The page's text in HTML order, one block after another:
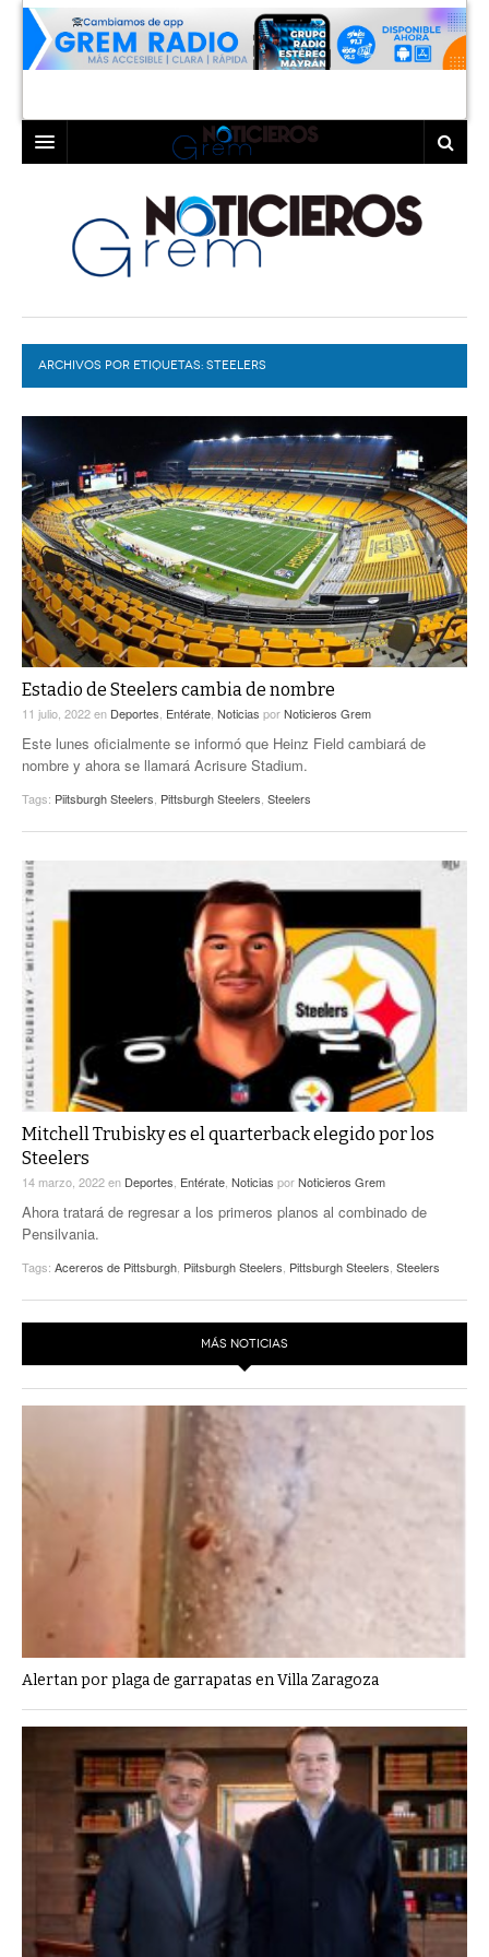
LAGUNA
TORREÓN
GÓMEZ PALACIO
LERDO
COAHUILA
DURANGO
DEPORTES
EXA
EL EXACTO
EXA INFORMA
GLOBO
CONTEXTOS
TRAYECTO LAGUNA
A MEDIA MAÑANA
A TODA LEY
DIÁLOGOS CON LA HISTORIA
TWEETS AND BEATS
LA MEJOR 97.1 ESTÉREO GALLITO
ACTUALIDADES GREM
COLABORADORES
PC29
ACTUALIDADES GREM
ARCHIVOS POR ETIQUETAS: STEELERS
Estadio de Steelers cambia de nombre
11 julio, 2022en Deportes Entérate Noticias porNoticieros Grem
Este lunes oficialmente se informó que Heinz Field cambiará de
nombre y ahora se llamará Acrisure Stadium.
Tags: Piitsburgh Steelers Pittsburgh Steelers Steelers
Mitchell Trubisky es el quarterback elegido por los
Steelers
14 marzo, 2022en Deportes Entérate Noticias porNoticieros Grem
Ahora tratará de regresar a los primeros planos al combinado de
Pensilvania.
Tags: Acereros de Pittsburgh Piitsburgh Steelers Pittsburgh Steelers Steelers
MÁS NOTICIAS
Alertan por plaga de garrapatas en Villa Zaragoza